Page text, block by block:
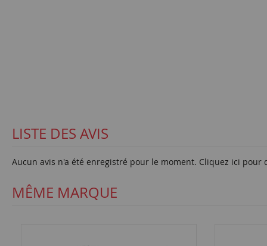
LISTE DES AVIS
Aucun avis n'a été enregistré pour le moment. Cliquez ici pour
MÊME MARQUE